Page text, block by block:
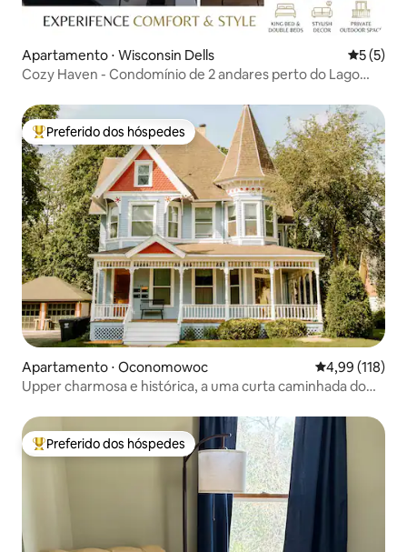
Apartamento ⋅ Wisconsin Dells 5 de
5 (5)
Cozy Haven - Condomínio de 2 andares perto do Lago
Entre os melhores preferidos dos hóspedes
Preferido dos hóspedes
Apartamento ⋅ Oconomowoc 4,99 de uma
4,99 (118)
Upper charmosa e histórica, a uma curta caminhada do
Entre os melhores preferidos dos hóspedes
Preferido dos hóspedes